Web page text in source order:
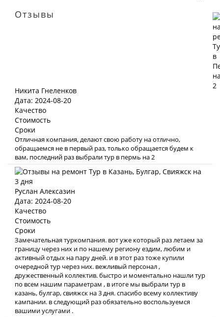
Отзывы
Никита Гнеленков
Дата: 2024-08-20
Качество
Стоимость
Сроки
Отличная компания, делают свою работу на отлично,
обращаемся не в первый раз, только обращается будем к
вам, последний раз выбрали тур в пермь на 2
Руслан Алексазин
Дата: 2024-08-20
Качество
Стоимость
Сроки
Замечательная туркомпания. вот уже который раз летаем за
границу через них и по нашему региону ездим, любим и
активный отдых на пару дней. и в этот раз тоже купили
очередной тур через них. вежливый персонал ,
дружественный коллектив. быстро и моментально нашли тур
по всем нашим параметрам , в итоге мы выбрали тур в
казань, булгар, свияжск на 3 дня. спасибо всему коллективу
кампании. в следующий раз обязательно воспользуемся
вашими услугами .